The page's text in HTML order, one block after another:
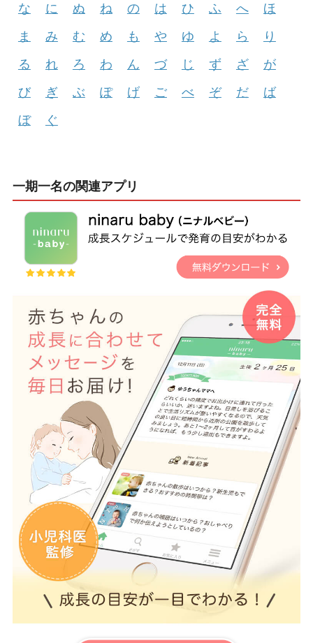
な
に ぬ ね の は ひ ふ へ
ほ
ま
み む め も や ゆ よ ら
り
る
れ ろ わ ん づ じ ず ざ
が
び
ぎ ぶ ぽ げ ご べ ぞ だ
ば
ぼ
ぐ
一期一名の関連アプリ